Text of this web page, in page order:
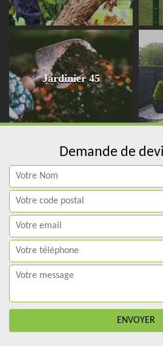
Jardinier 45
Demande de